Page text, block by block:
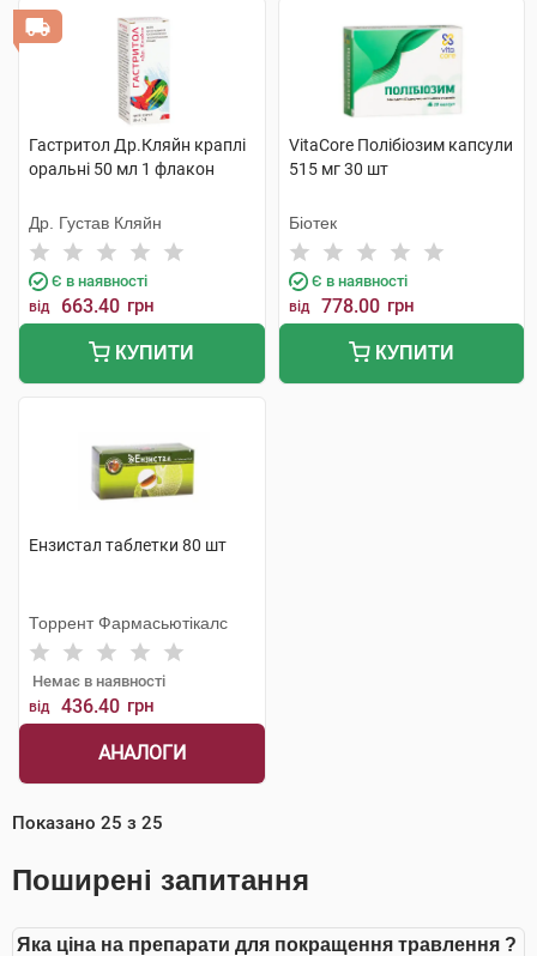
Гастритол Др.Кляйн краплі
оральні 50 мл 1 флакон
Др. Густав Кляйн
Є в наявності
від 663.40 грн
КУПИТИ
VitaCore Полібіозим капсули
515 мг 30 шт
Біотек
Є в наявності
від 778.00 грн
КУПИТИ
Ензистал таблетки 80 шт
Торрент Фармасьютікалс
Немає в наявності
від 436.40 грн
АНАЛОГИ
Показано 25 з 25
Поширені запитання
Яка ціна на препарати для покращення травлення ?